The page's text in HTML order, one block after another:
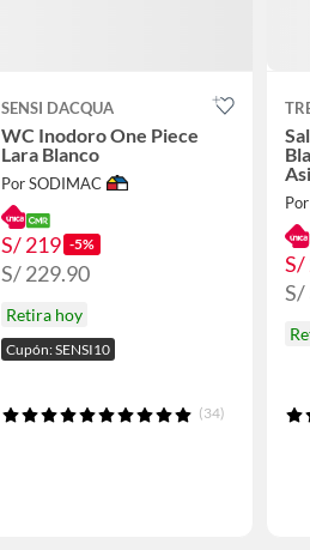
SENSI DACQUA
WC Inodoro One Piece
Lara Blanco
Por SODIMAC
S/ 219 -5%
S/ 229.90
Retira hoy
Cupón: SENSI10
(34)
S/
S/